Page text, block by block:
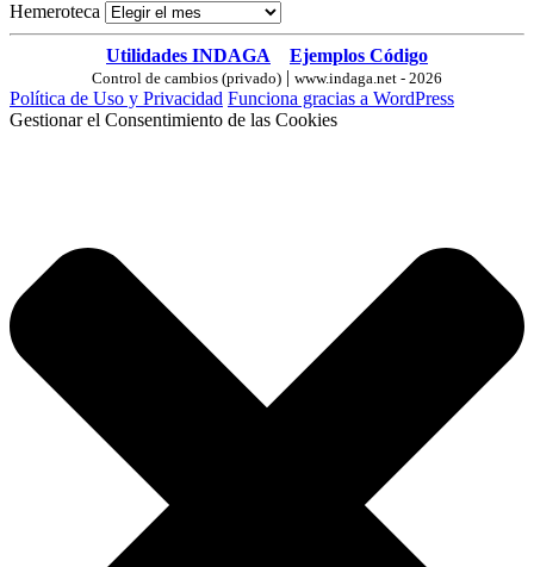
Hemeroteca
Utilidades INDAGA Ejemplos Código
Control de cambios (privado) | www.indaga.net - 2026
Política de Uso y Privacidad Funciona gracias a WordPress
Gestionar el Consentimiento de las Cookies